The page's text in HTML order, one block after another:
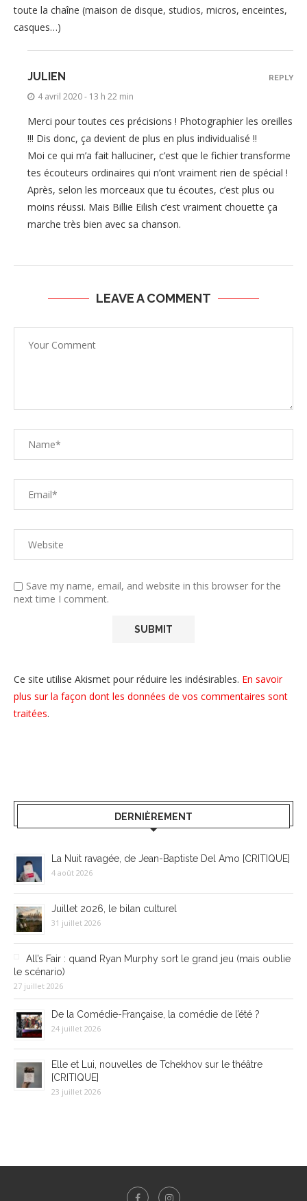
toute la chaîne (maison de disque, studios, micros, enceintes,
casques…)
JULIEN
4 avril 2020 - 13 h 22 min
Merci pour toutes ces précisions ! Photographier les oreilles
!!! Dis donc, ça devient de plus en plus individualisé !!
Moi ce qui m’a fait halluciner, c’est que le fichier transforme
tes écouteurs ordinaires qui n’ont vraiment rien de spécial !
Après, selon les morceaux que tu écoutes, c’est plus ou
moins réussi. Mais Billie Eilish c’est vraiment chouette ça
marche très bien avec sa chanson.
REPLY
LEAVE A COMMENT
Save my name, email, and website in this browser for the
next time I comment.
Ce site utilise Akismet pour réduire les indésirables. En savoir
plus sur la façon dont les données de vos commentaires sont
traitées.
DERNIÈREMENT
La Nuit ravagée, de Jean-Baptiste Del Amo [CRITIQUE]
4 août 2026
Juillet 2026, le bilan culturel
31 juillet 2026
All’s Fair : quand Ryan Murphy sort le grand jeu (mais oublie
le scénario)
27 juillet 2026
De la Comédie-Française, la comédie de l’été ?
24 juillet 2026
Elle et Lui, nouvelles de Tchekhov sur le théâtre
[CRITIQUE]
23 juillet 2026